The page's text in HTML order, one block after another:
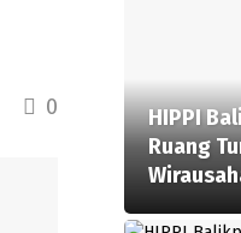
0
HIPPI
Ruang